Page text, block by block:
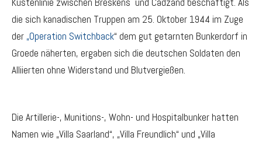
die sich kanadischen Truppen am 25. Oktober 1944 im Zuge
der „Operation Switchback“ dem gut getarnten Bunkerdorf in
Groede näherten, ergaben sich die deutschen Soldaten den
Alliierten ohne Widerstand und Blutvergießen.
Die Artillerie-, Munitions-, Wohn- und Hospitalbunker hatten
Namen wie „Villa Saarland“, „Villa Freundlich“ und „Villa